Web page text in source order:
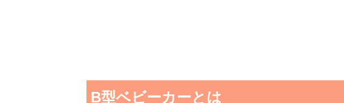
B型ベビーカーとは